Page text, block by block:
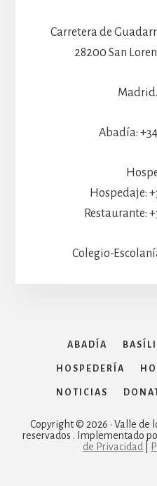
Carretera de
28200 San
Abadía: +34
Hospedaje:
Restaurante:
Colegio-
ABADÍA
HOSPEDERÍA
NOTICIAS
Copyright © 2026 · Valle de
reservados . Implementado
de Privacidad